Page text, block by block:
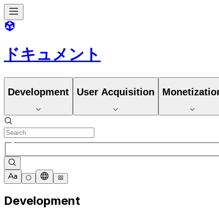
ドキュメント
Development User Acquisition
Development